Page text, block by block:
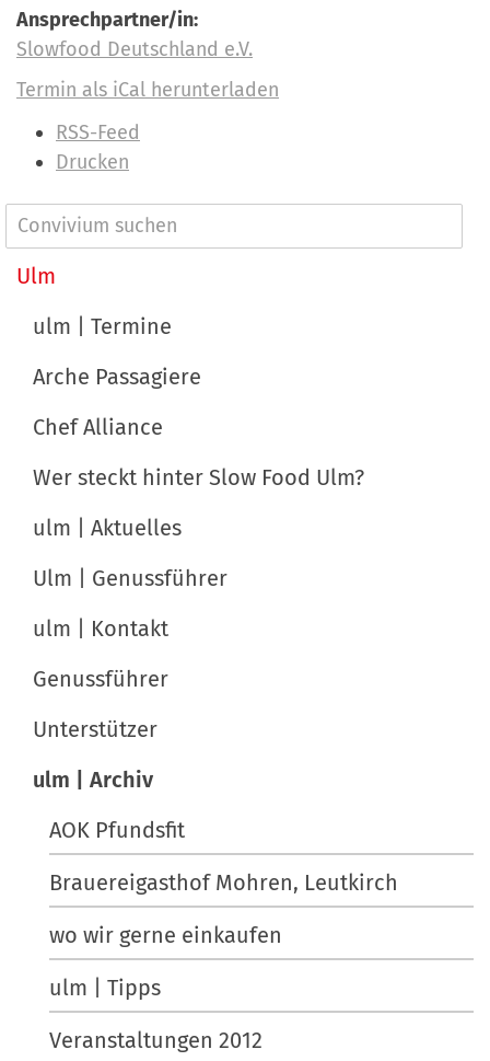
Ansprechpartner/in:
Slowfood Deutschland e.V.
Termin als iCal herunterladen
a
l
t
RSS-Feed
Drucken
N
a
g
a
i
o
n
Ulm
ulm | Termine
Arche Passagiere
Chef Alliance
Wer steckt hinter Slow Food Ulm?
ulm | Aktuelles
Ulm | Genussführer
ulm | Kontakt
Genussführer
Unterstützer
ulm | Archiv
AOK Pfundsfit
Brauereigasthof Mohren, Leutkirch
wo wir gerne einkaufen
ulm | Tipps
Veranstaltungen 2012